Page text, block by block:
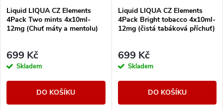
Liquid LIQUA CZ Elements
4Pack Two mints 4x10ml-
12mg (Chuť máty a mentolu)
699 Kč
Skladem
DO KOŠÍKU
Liquid LIQUA CZ Elements
4Pack Bright tobacco 4x10ml-
12mg (čistá tabáková příchuť)
699 Kč
Skladem
DO KOŠÍKU